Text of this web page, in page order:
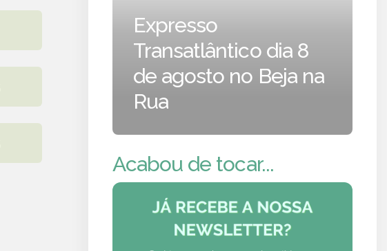
Expresso
Transatlântico dia 8
de agosto no Beja na
Rua
Acabou de tocar...